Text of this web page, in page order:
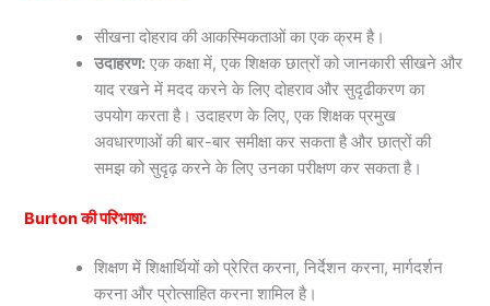
सीखना दोहराव की आकस्मिकताओं का एक क्रम है।
उदाहरण: एक कक्षा में, एक शिक्षक छात्रों को जानकारी सीखने और
याद रखने में मदद करने के लिए दोहराव और सुदृढीकरण का
उपयोग करता है। उदाहरण के लिए, एक शिक्षक प्रमुख
अवधारणाओं की बार-बार समीक्षा कर सकता है और छात्रों की
समझ को सुदृढ़ करने के लिए उनका परीक्षण कर सकता है।
Burton की परिभाषा:
शिक्षण में शिक्षार्थियों को प्रेरित करना, निर्देशन करना, मार्गदर्शन
करना और प्रोत्साहित करना शामिल है।